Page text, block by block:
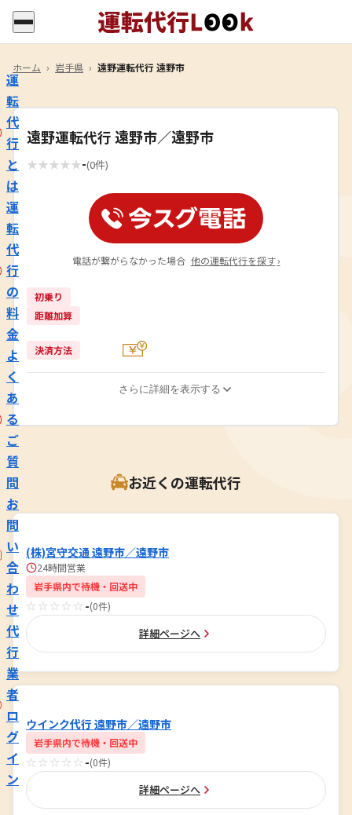
運
転
代
行
と
は
運
転
代
行
の
料
金
よ
く
あ
る
ご
質
問
お
問
い
合
わ
せ
代
行
業
者
ロ
グ
イ
ン
ホーム › 岩手県 › 遠野運転代行 遠野市
遠野運転代行 遠野市／遠野市
★★★★★-(0件)
電話が繋がらなかった場合 他の運転代行を探す ›
初乗り
距離加算
決済方法
さらに詳細を表示する
お近くの運転代行
(株)宮守交通 遠野市／遠野市
24時間営業
岩手県内で待機・回送中
☆☆☆☆☆ -(0件)
詳細ページへ
ウインク代行 遠野市／遠野市
岩手県内で待機・回送中
☆☆☆☆☆ -(0件)
詳細ページへ